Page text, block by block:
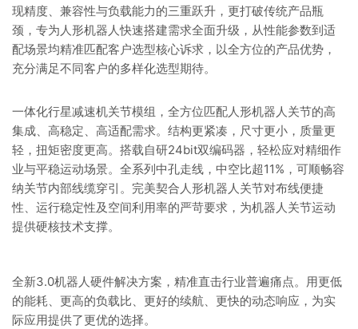
现精度、兼容性与负载能力的三重跃升，更打破传统产品瓶
颈，专为人形机器人快速搭建需求全面升级，从性能参数到适
配场景均精准匹配客户选型核心诉求，以全方位的产品优势，
充分满足不同客户的多样化选型期待。
一体化行星减速机关节模组，全方位匹配人形机器人关节的高
集成、高稳定、高适配需求。结构更紧凑，尺寸更小，质量更
轻，扭矩密度更高。搭载自研24bit双编码器，轻松应对精细作
业与平稳运动场景。全系列中孔走线，中空比超11%，可顺畅容
纳关节内部线缆穿引。完美契合人形机器人关节对布线便捷
性、运行稳定性及空间利用率的严苛要求，为机器人关节运动
提供硬核技术支撑。
全新3.0机器人硬件解决方案，精准直击行业普遍痛点。用更低
的能耗、更高的负载比、更好的续航、更快的动态响应，为实
际应用提供了更优的选择。